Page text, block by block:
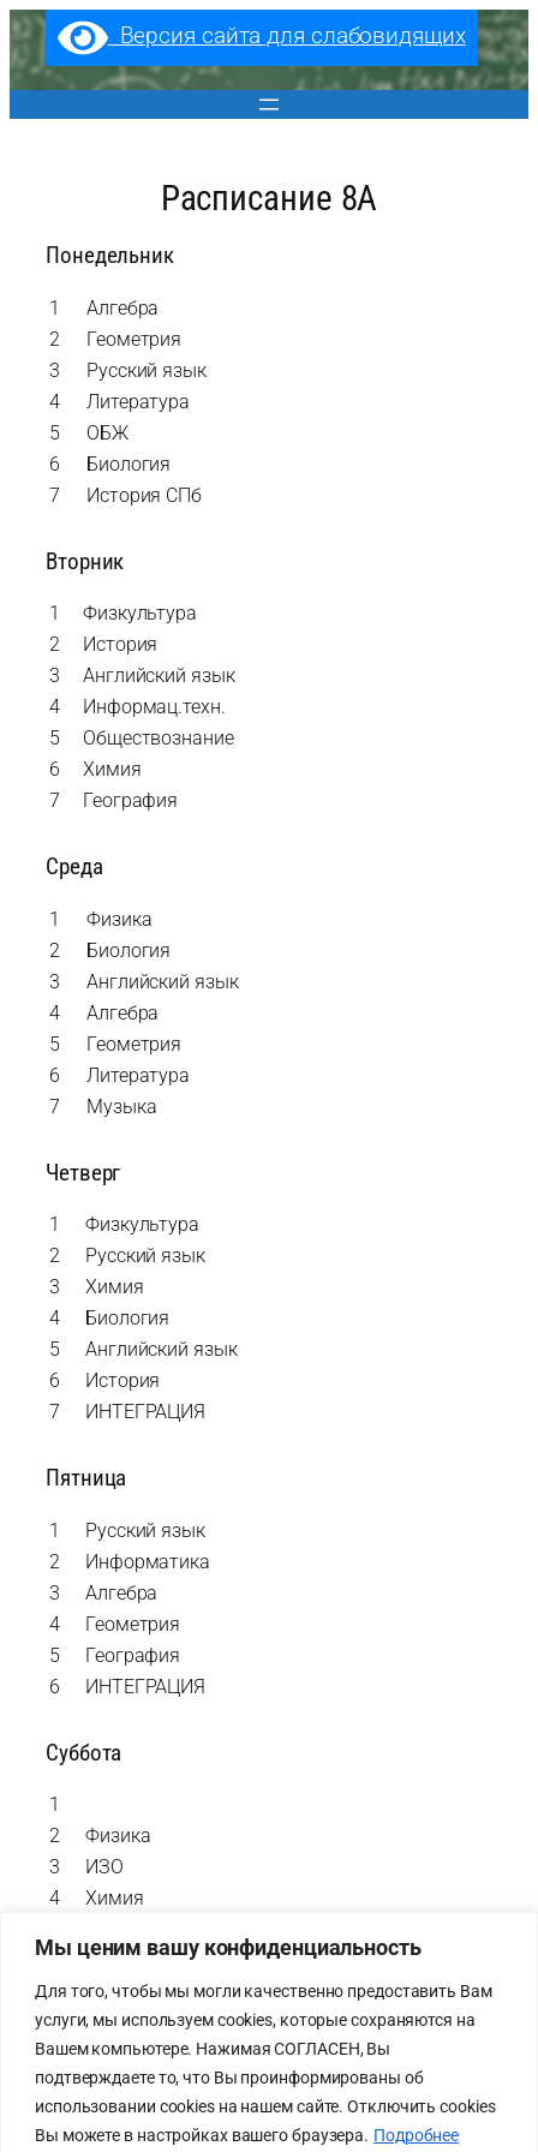
Мы ценим вашу конфиденциальность
Для того, чтобы мы могли качественно предоставить Вам
услуги, мы используем cookies, которые сохраняются на
Вашем компьютере. Нажимая СОГЛАСЕН, Вы
подтверждаете то, что Вы проинформированы об
использовании cookies на нашем сайте. Отключить cookies
Вы можете в настройках вашего браузера. Подробнее
Перейти
к
содержимому
Версия сайта для слабовидящих
Расписание 8А
Понедельник
1
Алгебра
2
Геометрия
3
Русский язык
4
Литература
5
ОБЖ
6
Биология
7
История СПб
Вторник
1
Физкультура
2
История
3
Английский язык
4
Информац.техн.
5
Обществознание
6
Химия
7
География
Среда
1
Физика
2
Биология
3
Английский язык
4
Алгебра
5
Геометрия
6
Литература
7
Музыка
Четверг
1
Физкультура
2
Русский язык
3
Химия
4
Биология
5
Английский язык
6
История
7
ИНТЕГРАЦИЯ
Пятница
1
Русский язык
2
Информатика
3
Алгебра
4
Геометрия
5
География
6
ИНТЕГРАЦИЯ
Суббота
1
2
Физика
3
ИЗО
4
Химия
Карта сайта
конфиденциальности
Лицей на bus.gov.ru
Cхема
проезда
безопасного